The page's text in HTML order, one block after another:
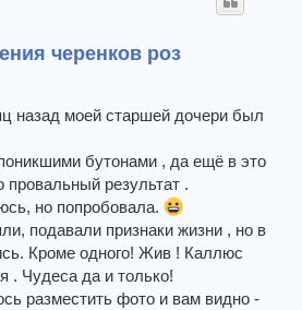
черенков роз
назад моей старшей дочери был
бутонами , да ещё в это
провальный результат .
но попробовала.
подавали признаки жизни , но в
Кроме одного! Жив ! Каллюс
. Чудеса да и только!
разместить фото и вам видно -